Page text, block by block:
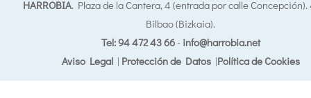
HARROBIA. Plaza de la Cantera, 4 (entrada por calle
Bilbao (Bizkaia).
Tel: 94 472 43 66- info@harrobia.net
Aviso Legal| Protección de Datos|Política de Cookies